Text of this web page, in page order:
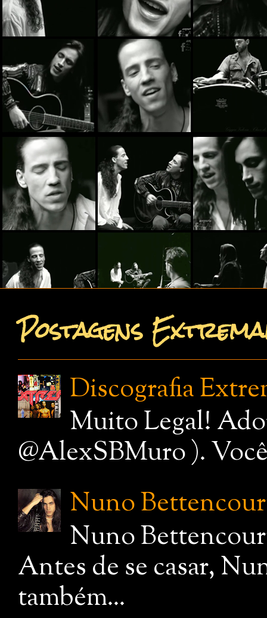
Postagens
Discografia
Muito Legal!
@AlexSBMuro ).
Nuno
Nuno
Antes de se casar,
também...